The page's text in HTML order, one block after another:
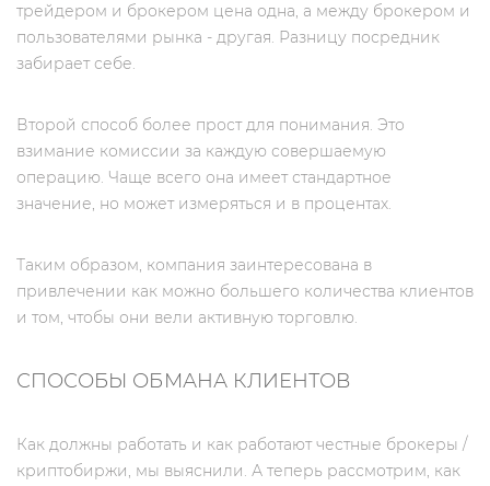
трейдером и брокером цена одна, а между брокером и
пользователями рынка - другая. Разницу посредник
забирает себе.
Второй способ более прост для понимания. Это
взимание комиссии за каждую совершаемую
операцию. Чаще всего она имеет стандартное
значение, но может измеряться и в процентах.
Таким образом, компания заинтересована в
привлечении как можно большего количества клиентов
и том, чтобы они вели активную торговлю.
СПОСОБЫ ОБМАНА КЛИЕНТОВ
Как должны работать и как работают честные брокеры /
криптобиржи, мы выяснили. А теперь рассмотрим, как